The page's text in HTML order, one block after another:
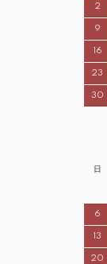
2
9
16
23
30
日
6
13
20